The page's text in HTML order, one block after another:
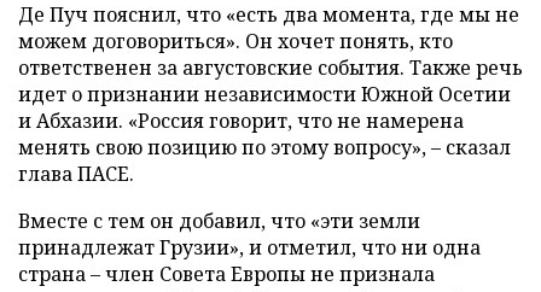
Де Пуч пояснил, что «есть два момента, где мы не
можем договориться». Он хочет понять, кто
ответственен за августовские события. Также речь
идет о признании независимости Южной Осетии
и Абхазии. «Россия говорит, что не намерена
менять свою позицию по этому вопросу», – сказал
глава ПАСЕ.
Вместе с тем он добавил, что «эти земли
принадлежат Грузии», и отметил, что ни одна
страна – член Совета Европы не признала